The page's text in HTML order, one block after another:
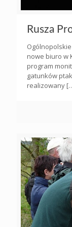
Rusza
nowe biuro w
program
gatunków
realizowany